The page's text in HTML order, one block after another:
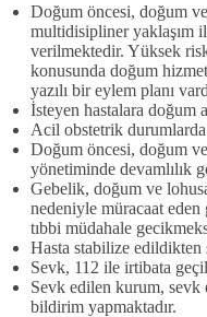
Doğum öncesi, doğum
multidisipliner yaklaşım
verilmektedir. Yüksek
konusunda doğum
yazılı bir eylem planı
İsteyen hastalara doğum
Acil obstetrik
Doğum öncesi, doğum
yönetiminde devamlılık
Gebelik, doğum ve
nedeniyle müracaat
tıbbi müdahale
Hasta stabilize edildikten
Sevk, 112 ile irtibata
Sevk edilen kurum,
bildirim